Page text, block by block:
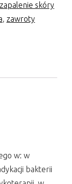
skóry
, zawroty
w: w
bakterii